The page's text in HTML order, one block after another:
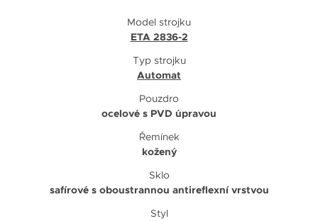
Model strojku
ETA 2836-2
Typ strojku
Automat
Pouzdro
ocelové s PVD úpravou
Řemínek
kožený
Sklo
safírové s oboustrannou antireflexní vrstvou
Styl